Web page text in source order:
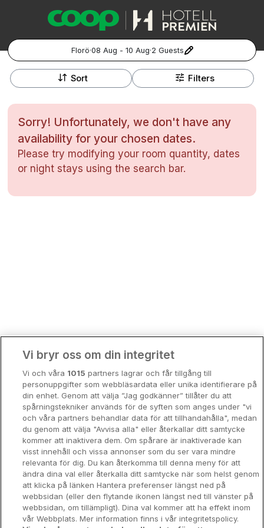
Florö·08 Aug - 10 Aug·2 Guests
Popular Destinations:
Stockholm
Göteborg
Sort Filters
+
−
Sorry! Unfortunately, we don't have any
availability for your chosen dates.
Please try modifying your room quantity, dates
or night stays using the search bar.
Kontakta ossVanliga frågorAllmänna villkor
Gift VouchersCoop.se Manage Preferences
Storstadsweekend
Hotellrum under 995 kr
Spahotell
Sydsverige
Om Hotellpremien
Nya hotell
Stadsweekend
Vi bryr oss om din integritet
Vi och våra 1015 partners lagrar och får tillgång till
personuppgifter som webbläsardata eller unika identifierare på
din enhet. Genom att välja ”Jag godkänner” tillåter du att
spårningstekniker används för de syften som anges under "vi
och våra partners behandlar data för att tillhandahålla", medan
du genom att välja "Avvisa alla" eller återkallar ditt samtycke
kommer att inaktivera dem. Om spårare är inaktiverade kan
visst innehåll och vissa annonser som du ser vara mindre
relevanta för dig. Du kan återkomma till denna meny för att
ändra dina val eller återkalla ditt samtycke när som helst genom
att klicka på länken Hantera preferenser längst ned på
webbsidan (eller den flytande ikonen längst ned till vänster på
webbsidan, om tillämpligt). Dina val kommer att ha effekt inom
vår Webbplats. Mer information finns i vår integritetspolicy.